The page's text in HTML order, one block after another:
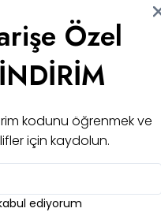
App Store
özel
Şimdi İndirin!
Tüm
Özel
kodunu öğrenmek ve
için kaydolun.
ediyorum